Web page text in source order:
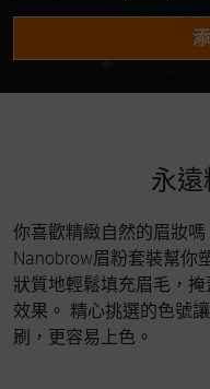
永遠
你喜歡精緻自然的眉妝
Nanobrow眉粉套裝幫你
狀質地輕鬆填充眉毛，
效果。 精心挑選的色號
刷，更容易上色。